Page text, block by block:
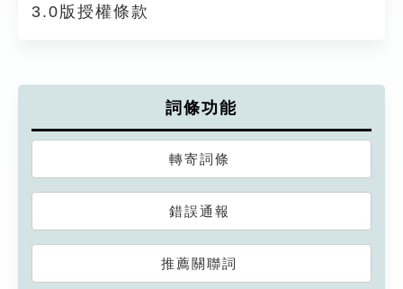
3.0版授權條款
詞條功能
轉寄詞條
錯誤通報
推薦關聯詞